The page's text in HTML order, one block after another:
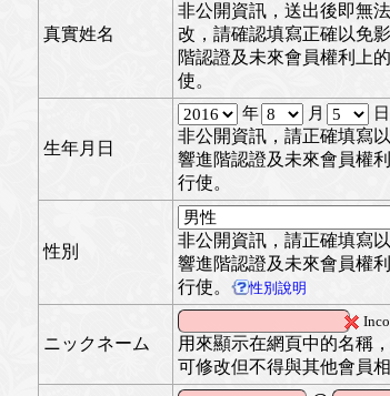
真實姓名
非公開資訊，送出後即無
改，請確認填寫正確以免
階認證及未來會員權利上
使。
生年月日
年 月 日
非公開資訊，請正確填寫
響進階認證及未來會員權
行使。
性別
非公開資訊，請正確填寫
響進階認證及未來會員權
行使。
性別說明
ニックネーム
用來顯示在網頁中的名稱
可修改但不得與其他會員相